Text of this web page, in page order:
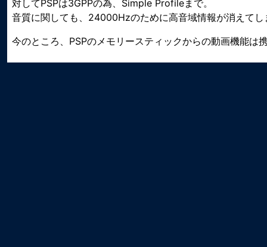
対してPSPは3GPPの為、Simple Profileまで。
音質に関しても、24000Hzのために高音域情報が消えて
今のところ、PSPのメモリースティックからの動画機能